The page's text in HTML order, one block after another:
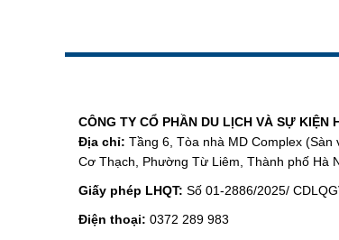
CÔNG TY CỔ PHẦN DU LỊCH VÀ SỰ KIỆN
Địa chỉ: Tầng 6, Tòa nhà MD Complex (Sàn
Cơ Thạch, Phường Từ Liêm, Thành phố Hà
Giấy phép LHQT: Số 01-2886/2025/
Điện thoại: 0372 289 983